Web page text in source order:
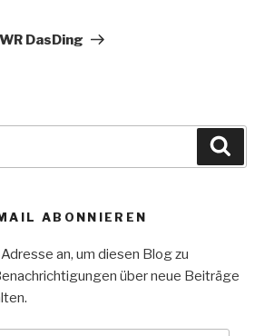
DasDing
ABONNIEREN
an, um diesen Blog zu
über neue Beiträge